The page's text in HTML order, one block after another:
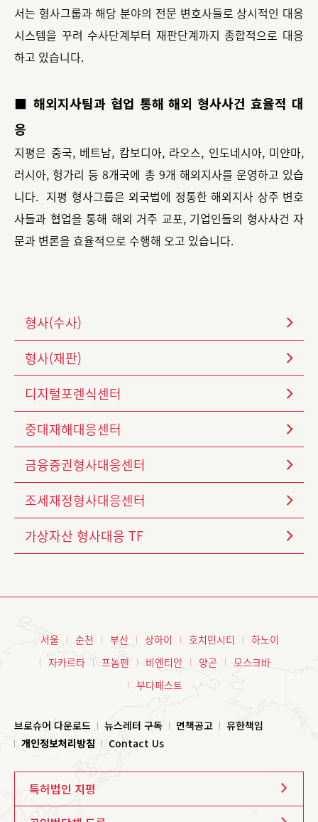
서는 형사그룹과 해당 분야의 전문 변호사들로 상시적인 대응
시스템을 꾸려 수사단계부터 재판단계까지 종합적으로 대응
하고 있습니다.
■ 해외지사팀과 협업 통해 해외 형사사건 효율적 대
응
지평은 중국, 베트남, 캄보디아, 라오스, 인도네시아, 미얀마,
러시아, 헝가리 등 8개국에 총 9개 해외지사를 운영하고 있습
니다. 지평 형사그룹은 외국법에 정통한 해외지사 상주 변호
사들과 협업을 통해 해외 거주 교포, 기업인들의 형사사건 자
문과 변론을 효율적으로 수행해 오고 있습니다.
형사(수사)
형사(재판)
디지털포렌식센터
중대재해대응센터
금융증권형사대응센터
조세재정형사대응센터
가상자산 형사대응 TF
서울 순천 부산 상하이 호치민시티
하노이
자카르타
프놈펜 비엔티안 양곤
모스크바
부다페스트
브로슈어 다운로드 뉴스레터 구독 면책공고
유한책임
개인정보처리방침
Contact Us
특허법인 지평